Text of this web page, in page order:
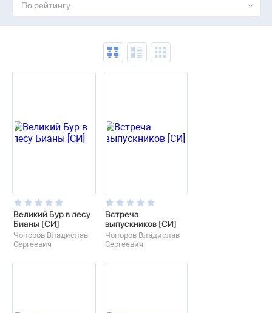
По рейтингу
Великий Бур в лесу
Бианы [СИ]
Чопоров Владислав
Сергеевич
Встреча
выпускников [СИ]
Чопоров Владислав
Сергеевич